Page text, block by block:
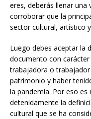
eres, deberás llenar una
corroborar que la
sector cultural, artístico
Luego debes aceptar la
documento con
trabajadora o
patrimonio y haber
la pandemia. Por eso
detenidamente la
cultural que se ha